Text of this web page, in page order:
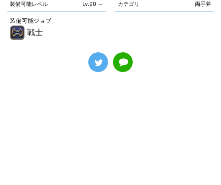
装備可能レベル Lv.90 ～ カテゴリ 両手斧
装備可能ジョブ
戦士